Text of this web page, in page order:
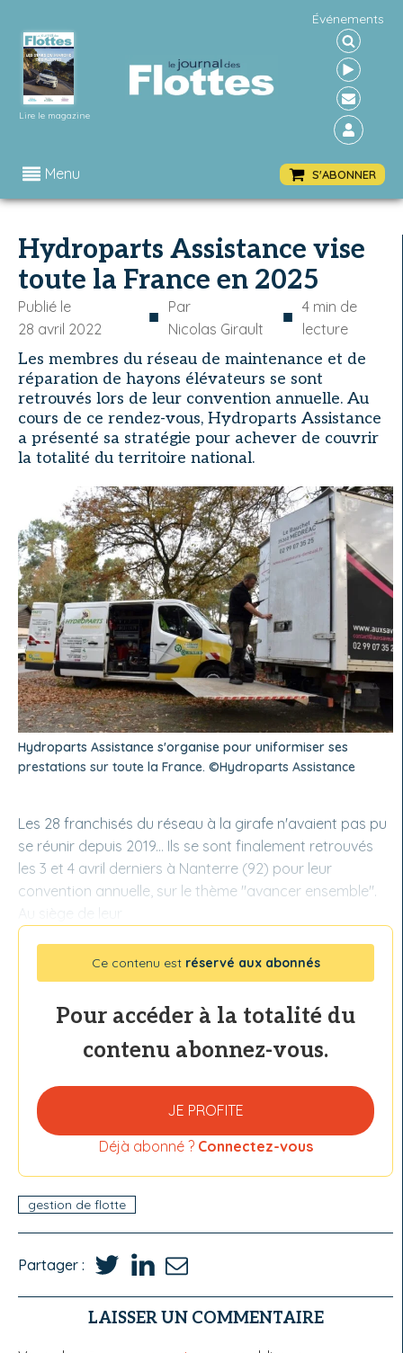
Lire le magazine
Événements
Menu S'ABONNER
Hydroparts Assistance vise
toute la France en 2025
Publié le
28 avril 2022
■ Par
Nicolas Girault
■ 4 min de
lecture
Les membres du réseau de maintenance et de
réparation de hayons élévateurs se sont
retrouvés lors de leur convention annuelle. Au
cours de ce rendez-vous, Hydroparts Assistance
a présenté sa stratégie pour achever de couvrir
la totalité du territoire national.
Hydroparts Assistance s'organise pour uniformiser ses
prestations sur toute la France. ©Hydroparts Assistance
Les 28 franchisés du réseau à la girafe n'avaient pas pu
se réunir depuis 2019... Ils se sont finalement retrouvés
les 3 et 4 avril derniers à Nanterre (92) pour leur
convention annuelle, sur le thème "avancer ensemble".
Au siège de leur
Ce contenu est réservé aux abonnés
Pour accéder à la totalité du
contenu abonnez-vous.
JE PROFITE
Déjà abonné ? Connectez-vous
gestion de flotte
Partager :
LAISSER UN COMMENTAIRE